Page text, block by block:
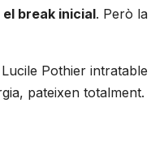
break inicial. Però
Pothier
pateixen totalment.